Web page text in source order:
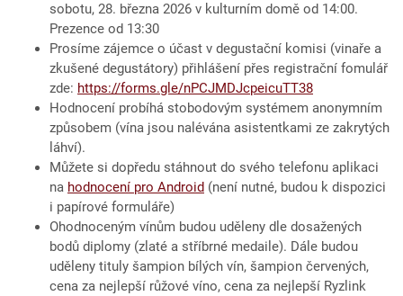
sobotu, 28. března 2026 v kulturním domě od 14:00.
Prezence od 13:30
Prosíme zájemce o účast v degustační komisi (vinaře a
zkušené degustátory) přihlášení přes registrační fomulář
zde: https://forms.gle/nPCJMDJcpeicuTT38
Hodnocení probíhá stobodovým systémem anonymním
způsobem (vína jsou nalévána asistentkami ze zakrytých
láhví).
Můžete si dopředu stáhnout do svého telefonu aplikaci
na hodnocení pro Android (není nutné, budou k dispozici
i papírové formuláře)
Ohodnoceným vínům budou uděleny dle dosažených
bodů diplomy (zlaté a stříbrné medaile). Dále budou
uděleny tituly šampion bílých vín, šampion červených,
cena za nejlepší růžové víno, cena za nejlepší Ryzlink